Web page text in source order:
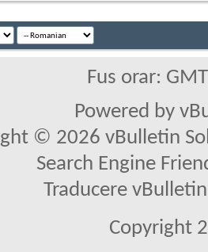
Fus orar:
Powered by
© 2026 vBulletin
Search Engine
Traducere
Copyright